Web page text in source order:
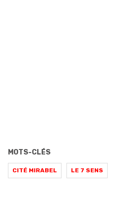
MOTS-CLÉS
CITÉ MIRABEL LE 7 SENS